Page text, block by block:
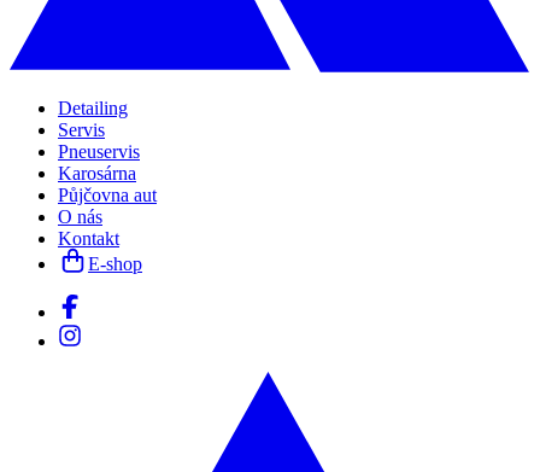
Detailing
Servis
Pneuservis
Karosárna
Půjčovna aut
O nás
Kontakt
E-shop